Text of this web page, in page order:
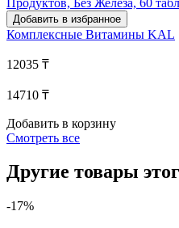
Добавить в избранное
Комплексные Витамины KAL
12035 ₸
14710 ₸
Добавить в корзину
Смотреть все
Другие товары
-17%